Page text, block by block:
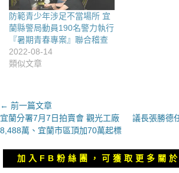
防範青少年涉足不當場所 宜
蘭縣警局動員190名警力執行
『暑期青春專案』聯合稽查
2022-08-14
類似文章
文
章
導
覽
← 前一篇文章
上
一
章：
宜蘭分署7月7日拍賣會 觀光工廠
8,488萬、宜蘭市區頂加70萬起標
下
文
章：
議長張勝德
加入FB粉絲團，可獲取更多關於